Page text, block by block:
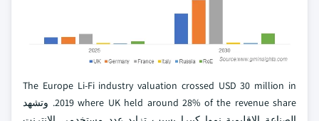
The Europe Li-Fi industry valuation crossed USD 30 million in
2019 where UK held around 28% of the revenue share. وتشهد